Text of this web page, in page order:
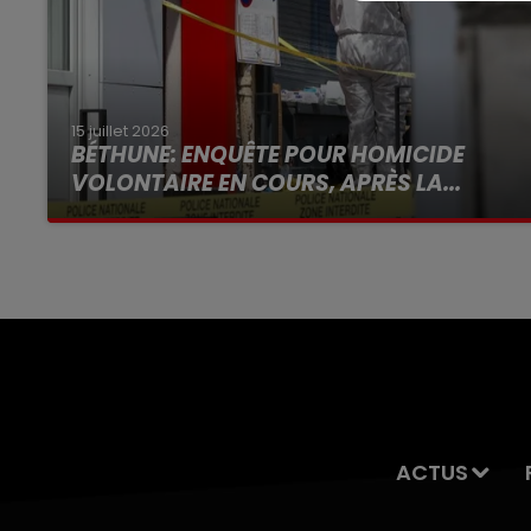
15 juillet 2026
BÉTHUNE: ENQUÊTE POUR HOMICIDE
VOLONTAIRE EN COURS, APRÈS LA...
Selon les premiers éléments, le logement
ACTUS